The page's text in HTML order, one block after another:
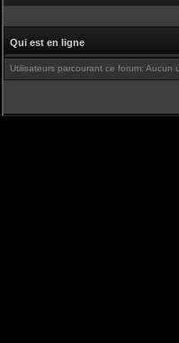
Qui est en ligne
Utilisateurs parcourant ce forum: Aucun